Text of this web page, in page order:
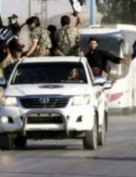
كأس العالم
البرامج
جدول البرامج
شاهد البرامج